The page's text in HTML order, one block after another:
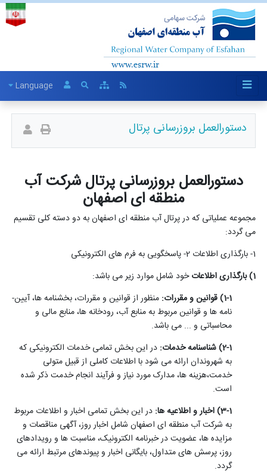
Language
دستورالعمل بروزرسانی پرتال
دستورالعمل بروزرسانی پرتال شرکت آب
منطقه ای اصفهان
مجموعه عملیاتی که در پرتال آب منطقه ­ای اصفهان به دو دسته کلی تقسیم
می گردد:
1- بارگذاری اطلاعات 2- پاسخ­گویی به فرم­ های الکترونیکی
1) بارگذاری اطلاعات
خود شامل موارد زیر می­ باشد:
1-1) قوانین و مقررات:
منظور از قوانین و مقررات، بخش­نامه­ ها، آیین­
نامه ­ها و قوانین مربوط به منابع آب، رودخانه ­ها، منابع مالی و
محاسباتی و ... می­ باشد.
2-1) شناسنامه خدمات:
در این بخش تمامی خدمات الکترونیکی که
به شهروندان ارائه می­ شود با اطلاعات کاملی از قبیل متولی
خدمت،هزینه ها، مدارک مورد نیاز و فرآیند انجام خدمت ذکر شده
است.
3-1) اخبار و اطلاعیه­ ها:
در این بخش تمامی اخبار و اطلاعات مربوط
به شرکت آب منطقه­ ای اصفهان شامل اخبار روز، آگهی مناقصات و
مزایده­ ها، عضویت در خبرنامه الکترونیک، مناسبت­ ها و رویدادهای
روز، پرسش­ های متداول، بایگانی اخبار و پیوند­های مرتبط ارائه می
گردد.